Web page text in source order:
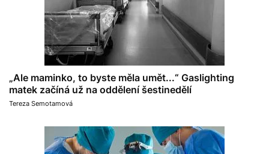
„Ale maminko, to byste měla umět...“ Gaslighting
matek začíná už na oddělení šestinedělí
Tereza Semotamová